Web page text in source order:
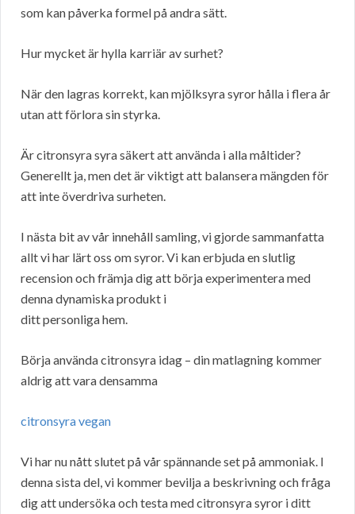
som kan påverka formel på andra sätt.
Hur mycket är hylla karriär av surhet?
När den lagras korrekt, kan mjölksyra syror hålla i flera år
utan att förlora sin styrka.
Är citronsyra syra säkert att använda i alla måltider?
Generellt ja, men det är viktigt att balansera mängden för
att inte överdriva surheten.
I nästa bit av vår innehåll samling, vi gjorde sammanfatta
allt vi har lärt oss om syror. Vi kan erbjuda en slutlig
recension och främja dig att börja experimentera med
denna dynamiska produkt i
ditt personliga hem.
Börja använda citronsyra idag – din matlagning kommer
aldrig att vara densamma
citronsyra vegan
Vi har nu nått slutet på vår spännande set på ammoniak. I
denna sista del, vi kommer bevilja a beskrivning och fråga
dig att undersöka och testa med citronsyra syror i ditt